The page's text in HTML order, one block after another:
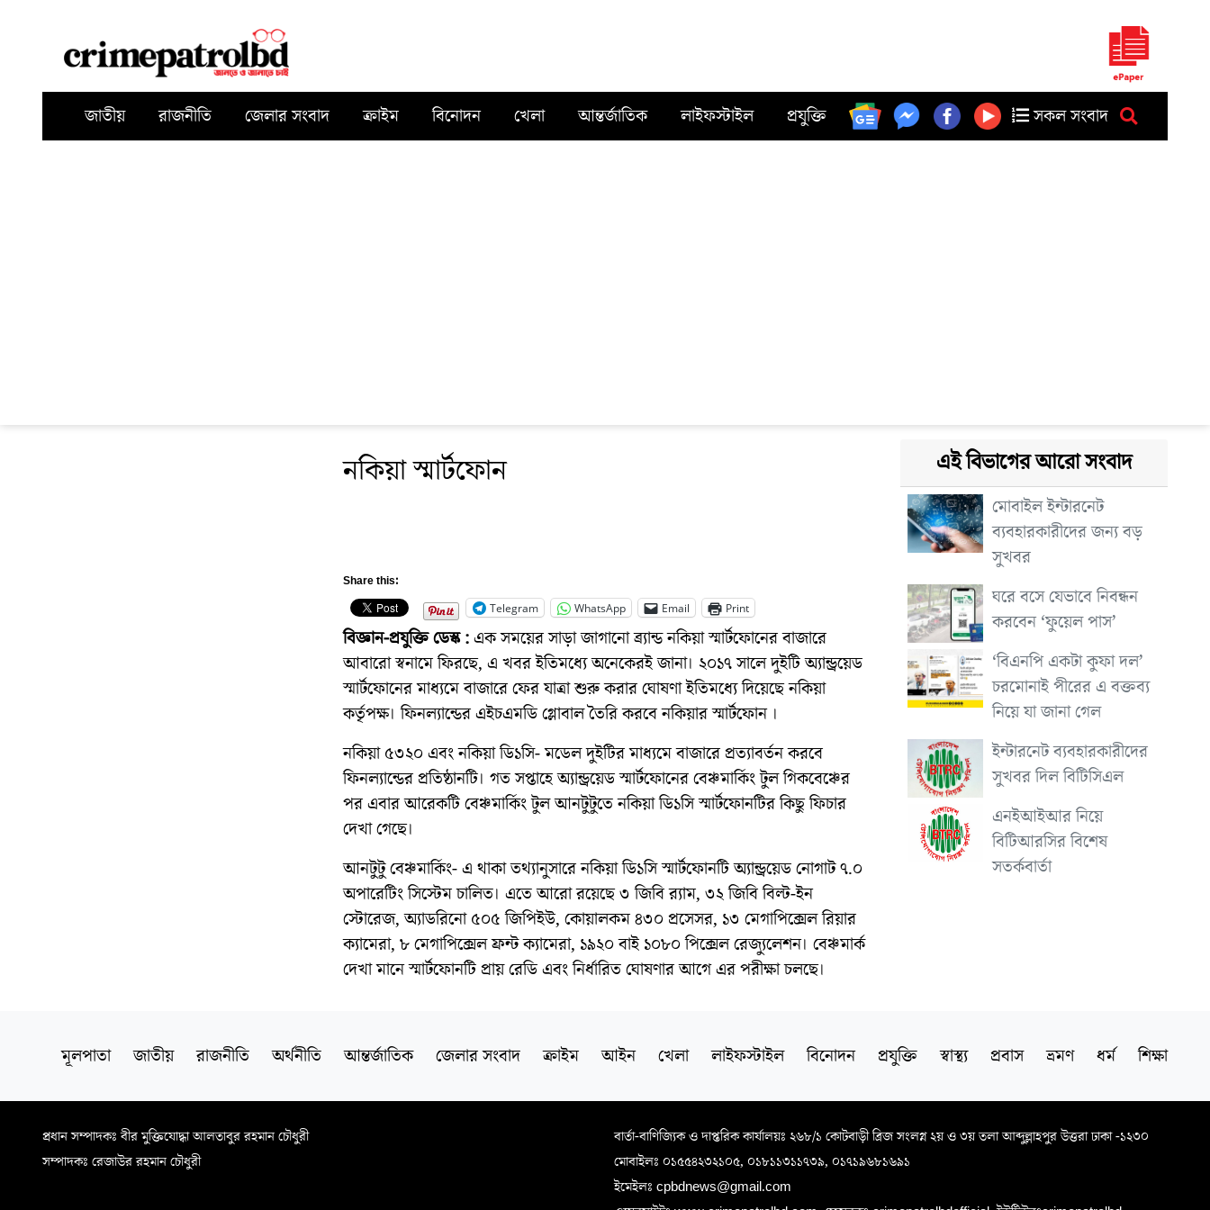
জাতীয় রাজনীতি জেলার সংবাদ ক্রাইম বিনোদন খেলা আন্তর্জাতিক লাইফস্টাইল প্রযুক্তি সকল সংবাদ
নকিয়া স্মার্টফোন
Share this:
Telegram
WhatsApp Email Print
বিজ্ঞান-প্রযুক্তি ডেস্ক :এক সময়ের সাড়া জাগানো ব্র্যান্ড নকিয়া স্মার্টফোনের বাজারে
আবারো স্বনামে ফিরছে, এ খবর ইতিমধ্যে অনেকেরই জানা। ২০১৭ সালে দুইটি অ্যান্ড্রয়েড
স্মার্টফোনের মাধ্যমে বাজারে ফের যাত্রা শুরু করার ঘোষণা ইতিমধ্যে দিয়েছে নকিয়া
কর্তৃপক্ষ। ফিনল্যান্ডের এইচএমডি গ্লোবাল তৈরি করবে নকিয়ার স্মার্টফোন ।
নকিয়া ৫৩২০ এবং নকিয়া ডি১সি- মডেল দুইটির মাধ্যমে বাজারে প্রত্যাবর্তন করবে
ফিনল্যান্ডের প্রতিষ্ঠানটি। গত সপ্তাহে অ্যান্ড্রয়েড স্মার্টফোনের বেঞ্চমার্কিং টুল গিকবেঞ্চের
পর এবার আরেকটি বেঞ্চমার্কিং টুল আনটুটুতে নকিয়া ডি১সি স্মার্টফোনটির কিছু ফিচার
দেখা গেছে।
আনটুটু বেঞ্চমার্কিং- এ থাকা তথ্যানুসারে নকিয়া ডি১সি স্মার্টফোনটি অ্যান্ড্রয়েড নোগাট ৭.০
অপারেটিং সিস্টেম চালিত। এতে আরো রয়েছে ৩ জিবি র‌্যাম, ৩২ জিবি বিল্ট-ইন
স্টোরেজ, অ্যাডরিনো ৫০৫ জিপিইউ, কোয়ালকম ৪৩০ প্রসেসর, ১৩ মেগাপিক্সেল রিয়ার
ক্যামেরা, ৮ মেগাপিক্সেল ফ্রন্ট ক্যামেরা, ১৯২০ বাই ১০৮০ পিক্সেল রেজ্যুলেশন। বেঞ্চমার্ক
দেখা মানে স্মার্টফোনটি প্রায় রেডি এবং নির্ধারিত ঘোষণার আগে এর পরীক্ষা চলছে।
এই বিভাগের আরো সংবাদ
মোবাইল ইন্টারনেট
ব্যবহারকারীদের জন্য বড়
সুখবর
ঘরে বসে যেভাবে নিবন্ধন
করবেন ‘ফুয়েল পাস’
‘বিএনপি একটা কুফা দল’
চরমোনাই পীরের এ বক্তব্য
নিয়ে যা জানা গেল
ইন্টারনেট ব্যবহারকারীদের
সুখবর দিল বিটিসিএল
এনইআইআর নিয়ে
বিটিআরসির বিশেষ
সতর্কবার্তা
মূলপাতা জাতীয় রাজনীতি অর্থনীতি আন্তর্জাতিক জেলার সংবাদ ক্রাইম আইন খেলা লাইফস্টাইল বিনোদন প্রযুক্তি স্বাস্থ্য প্রবাস ভ্রমণ ধর্ম শিক্ষা
প্রধান সম্পাদকঃ বীর মুক্তিযোদ্ধা আলতাবুর রহমান চৌধুরী
সম্পাদকঃ রেজাউর রহমান চৌধুরী
বার্তা-বাণিজ্যিক ও দাপ্তরিক কার্যালয়ঃ ২৬৮/১ কোটবাড়ী ব্রিজ সংলগ্ন ২য় ও ৩য় তলা আব্দুল্লাহপুর উত্তরা ঢাকা -১২৩০
মোবাইলঃ ০১৫৫৪২৩২১০৫, ০১৮১১৩১১৭৩৯, ০১৭১৯৬৮১৬৯১
ইমেইলঃ cpbdnews@gmail.com